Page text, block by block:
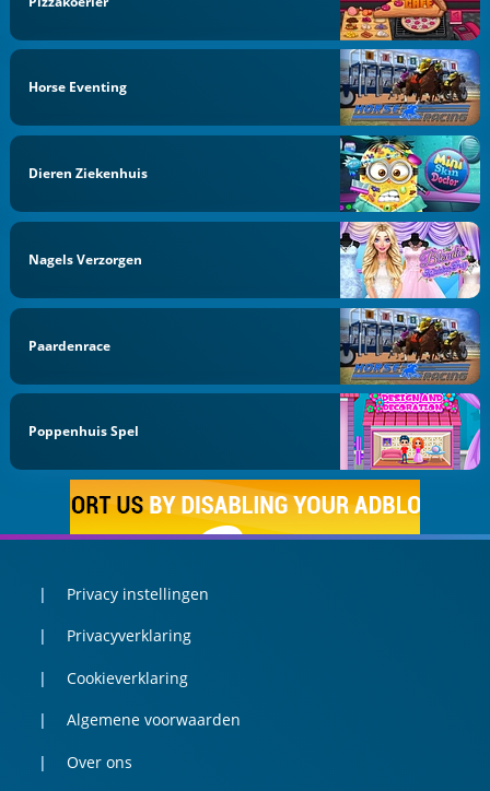
Horse Eventing
Dieren Ziekenhuis
Nagels Verzorgen
Paardenrace
Poppenhuis Spel
Privacy instellingen
Privacyverklaring
Cookieverklaring
Algemene voorwaarden
Over ons